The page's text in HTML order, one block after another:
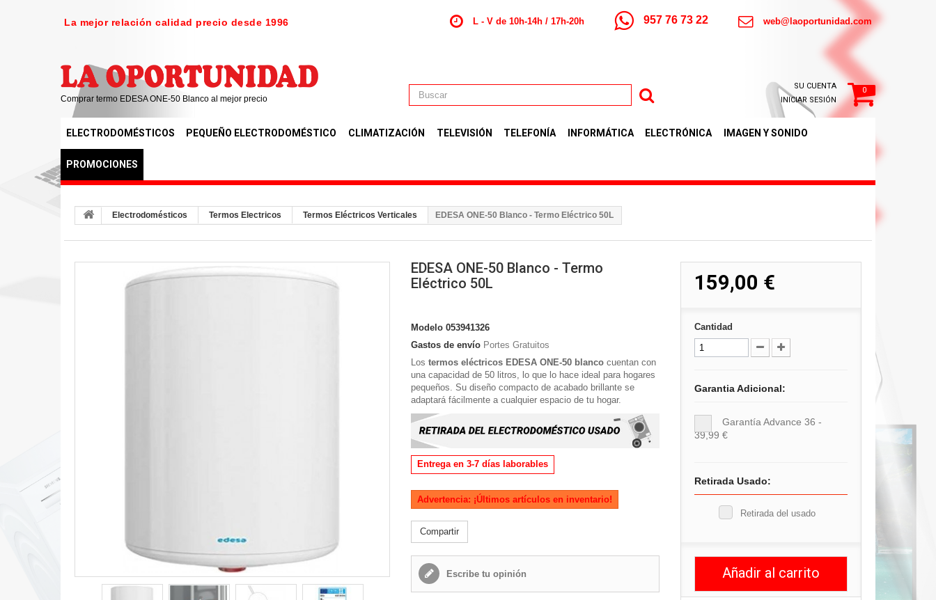
La mejor relación calidad precio desde 1996 L - V de 10h-14h / 17h-20h 957 76 73 22 web@laoportunidad.com
Comprar termo EDESA ONE-50 Blanco al mejor precio
0
SU CUENTA
INICIAR SESIÓN
ELECTRODOMÉSTICOS PEQUEÑO ELECTRODOMÉSTICO CLIMATIZACIÓN TELEVISIÓN TELEFONÍA INFORMÁTICA ELECTRÓNICA IMAGEN Y SONIDO
PROMOCIONES
Electrodomésticos Termos Electricos Termos Eléctricos Verticales EDESA ONE-50 Blanco - Termo Eléctrico 50L
EDESA ONE-50 Blanco - Termo
Eléctrico 50L
Modelo 053941326
Gastos de envío Portes Gratuitos
Lostermos eléctricos EDESA ONE-50 blanco cuentan con
unacapacidad de 50 litros, lo que lo hace ideal para hogares
pequeños. Sudiseño compacto de acabado brillante se
adaptará fácilmente a cualquier espacio de tu hogar.
Entrega en 3-7 días laborables
Advertencia: ¡Últimos artículos en inventario!
Compartir
Escribe tu opinión
159,00 €
Cantidad
Garantia Adicional:
Garantía Advance 36 -
39,99 €
Retirada Usado:
Retirada del usado
Añadir al carrito